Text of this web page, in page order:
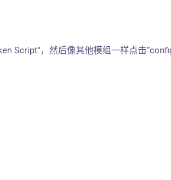
Script”，然后像其他模组一样点击